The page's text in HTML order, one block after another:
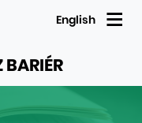
English